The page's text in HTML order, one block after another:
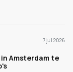
7 jul 2026
Amsterdam te